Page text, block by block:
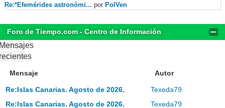
Re:*Efemérides astronómi... por PolVen
Foro de Tiempo.com - Centro de Información
Mensaje Autor
Re:Islas Canarias. Agosto de 2026.
Texeda79
Re:Islas Canarias. Agosto de 2026.
Texeda79